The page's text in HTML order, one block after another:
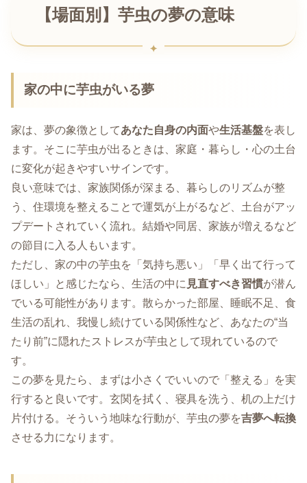
【場面別】芋虫の夢の意味
家の中に芋虫がいる夢
家は、夢の象徴としてあなた自身の内面や生活基盤を表し
ます。そこに芋虫が出るときは、家庭・暮らし・心の土台
に変化が起きやすいサインです。
良い意味では、家族関係が深まる、暮らしのリズムが整
う、住環境を整えることで運気が上がるなど、土台がアッ
プデートされていく流れ。結婚や同居、家族が増えるなど
の節目に入る人もいます。
ただし、家の中の芋虫を「気持ち悪い」「早く出て行って
ほしい」と感じたなら、生活の中に 見直すべき習慣が潜ん
でいる可能性があります。散らかった部屋、睡眠不足、食
生活の乱れ、我慢し続けている関係性など、あなたの“当
たり前”に隠れたストレスが芋虫として現れているので
す。
この夢を見たら、まずは小さくでいいので「整える」を実
行すると良いです。玄関を拭く、寝具を洗う、机の上だけ
片付ける。そういう地味な行動が、芋虫の夢を吉夢へ転換
させる力になります。